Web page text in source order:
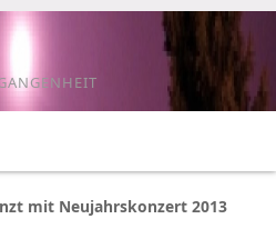
mit Neujahrskonzert 2013